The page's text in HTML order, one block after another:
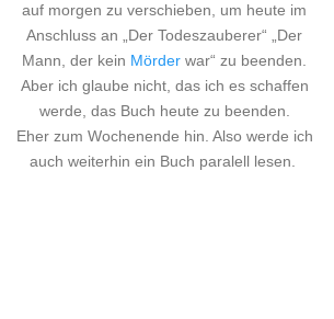
auf morgen zu verschieben, um heute im
Anschluss an „Der Todeszauberer“ „Der
Mann, der kein Mörder war“ zu beenden.
Aber ich glaube nicht, das ich es schaffen
werde, das Buch heute zu beenden.
Eher zum Wochenende hin. Also werde ich
auch weiterhin ein Buch paralell lesen.